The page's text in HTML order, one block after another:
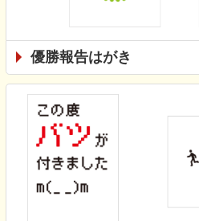
優勝報告はがき